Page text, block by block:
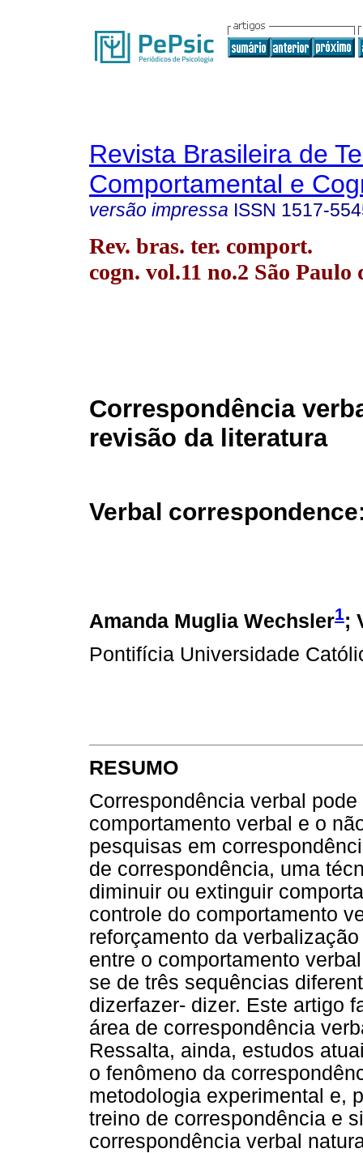
Revista Brasileira de
Comportamental e
versão impressa ISSN 1517-
Rev. bras. ter. comport.
cogn. vol.11 no.2 São Paulo
Correspondência
revisão da literatura
Verbal
Amanda Muglia Wechsler1;
Pontifícia Universidade
RESUMO
Correspondência verbal
comportamento verbal e o
pesquisas em
de correspondência, uma
diminuir ou extinguir
controle do comportamento
reforçamento da
entre o comportamento
se de três sequências
dizerfazer- dizer. Este artigo
área de correspondência
Ressalta, ainda, estudos
o fenômeno da
metodologia experimental e,
treino de correspondência e
correspondência verbal